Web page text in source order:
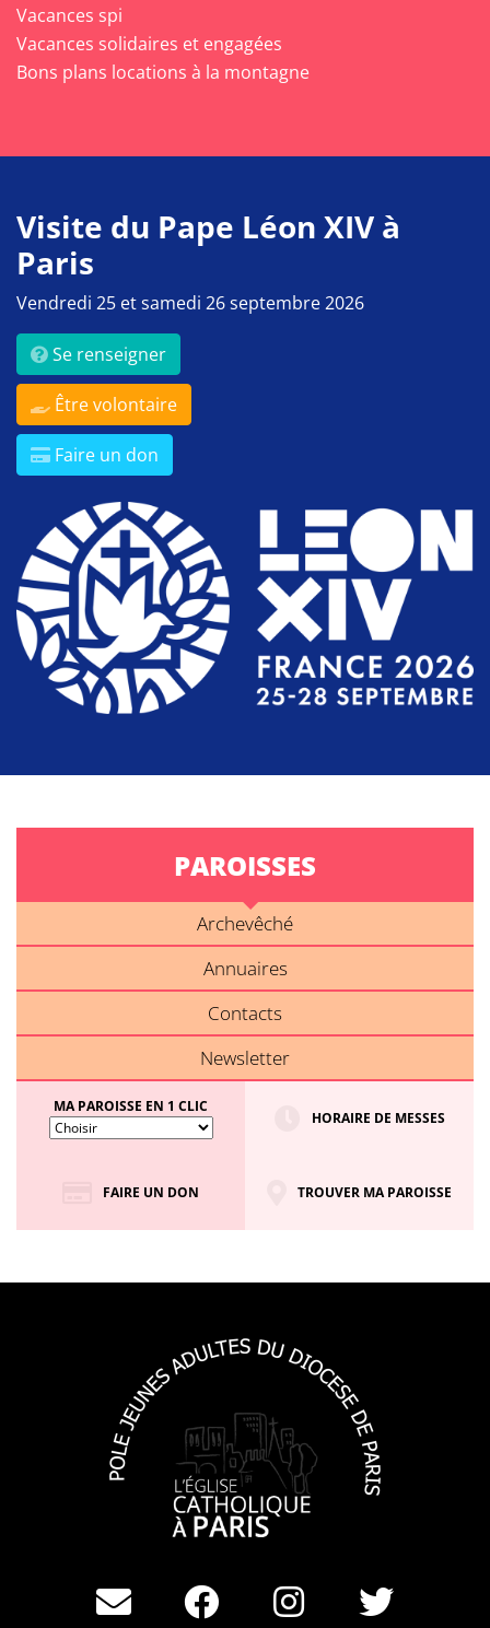
Vacances spi
Vacances solidaires et engagées
Bons plans locations à la montagne
Visite du Pape Léon XIV à
Paris
Vendredi 25 et samedi 26 septembre 2026
Se renseigner
Être volontaire
Faire un don
PAROISSES
Archevêché
Annuaires
Contacts
Newsletter
MA PAROISSE EN 1 CLIC
HORAIRE DE MESSES
FAIRE UN DON TROUVER MA PAROISSE